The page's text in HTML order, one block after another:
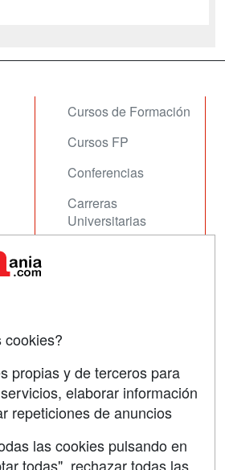
Cursos de Formación
Cursos FP
Conferencias
Carreras
Universitarias
cookies?
propias y de terceros para
elaborar información
repeticiones de anuncios
las cookies pulsando en
todas", rechazar todas las